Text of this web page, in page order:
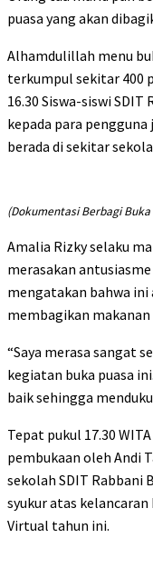
puasa yang akan
Alhamdulillah menu
terkumpul sekitar 400
16.30 Siswa-siswi
kepada para
berada di sekitar
(Dokumentasi Berbagi
Amalia Rizky selaku
merasakan
mengatakan bahwa
membagikan
“Saya merasa sangat
kegiatan buka puasa
baik sehingga
Tepat pukul 17.30
pembukaan oleh Andi
sekolah SDIT Rabbani
syukur atas
Virtual tahun ini.